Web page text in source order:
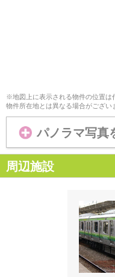
※地図上に表示される物件の位置は
物件所在地とは異なる場合がござい
パノラマ写真
周辺施設